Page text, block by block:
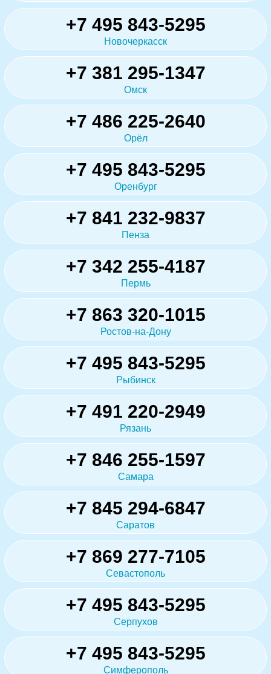
+7 495 843-5295
Новочеркасск
+7 381 295-1347
Омск
+7 486 225-2640
Орёл
+7 495 843-5295
Оренбург
+7 841 232-9837
Пенза
+7 342 255-4187
Пермь
+7 863 320-1015
Ростов-на-Дону
+7 495 843-5295
Рыбинск
+7 491 220-2949
Рязань
+7 846 255-1597
Самара
+7 845 294-6847
Саратов
+7 869 277-7105
Севастополь
+7 495 843-5295
Серпухов
+7 495 843-5295
Симферополь